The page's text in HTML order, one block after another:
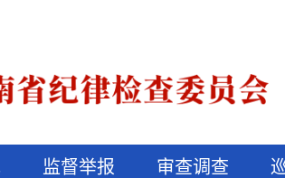
监督举报 审查调查